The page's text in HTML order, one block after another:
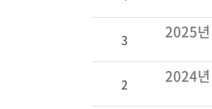
3 2025년
2 2024년